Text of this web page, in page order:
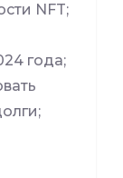
NFT;
года;